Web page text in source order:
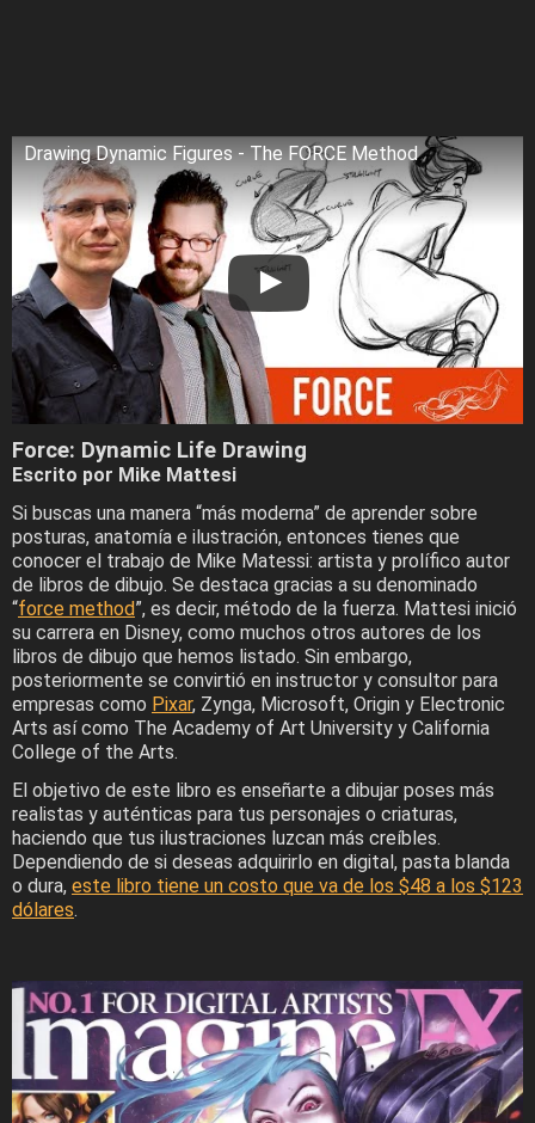
Drawing Dynamic Figures - The FORCE Method
Force: Dynamic Life Drawing
Escrito por Mike Mattesi
Si buscas una manera “más moderna” de aprender sobre
posturas, anatomía e ilustración, entonces tienes que
conocer el trabajo de Mike Matessi: artista y prolífico autor
de libros de dibujo. Se destaca gracias a su denominado
“force method”, es decir, método de la fuerza. Mattesi inició
su carrera en Disney, como muchos otros autores de los
libros de dibujo que hemos listado. Sin embargo,
posteriormente se convirtió en instructor y consultor para
empresas como Pixar, Zynga, Microsoft, Origin y Electronic
Arts así como The Academy of Art University y California
College of the Arts.
El objetivo de este libro es enseñarte a dibujar poses más
realistas y auténticas para tus personajes o criaturas,
haciendo que tus ilustraciones luzcan más creíbles.
Dependiendo de si deseas adquirirlo en digital, pasta blanda
o dura, este libro tiene un costo que va de los $48 a los $123
dólares.